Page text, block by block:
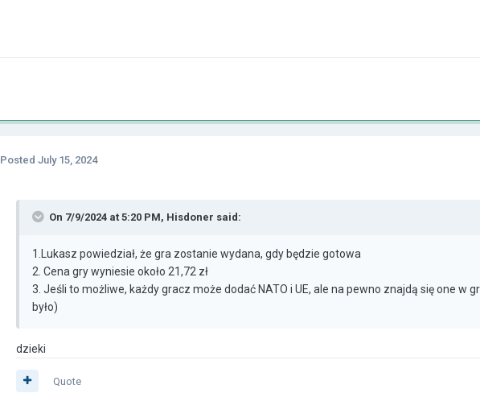
Posted July 15, 2024
On 7/9/2024 at 5:20 PM, Hisdoner said:
1.Lukasz powiedział, że gra zostanie wydana, gdy będzie gotowa
2. Cena gry wyniesie około 21,72 zł
3. Jeśli to możliwe, każdy gracz może dodać NATO i UE, ale na pewno znajdą się one w
było)
dzieki
Quote